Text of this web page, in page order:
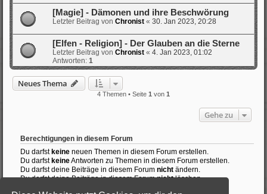
[Magie] - Dämonen und ihre Beschwörung
Letzter Beitrag von Chronist « 30. Jan 2023, 20:28
[Elfen - Religion] - Der Glauben an die Sterne
Letzter Beitrag von Chronist « 4. Jan 2023, 01:02
Antworten: 1
Neues Thema
4 Themen • Seite 1 von 1
Gehe zu
Berechtigungen in diesem Forum
Du darfst keine neuen Themen in diesem Forum erstellen.
Du darfst keineAntworten zu Themen in diesem Forum erstellen.
Du darfst deine Beiträge in diesem Forum nicht ändern.
Du darfst deine Beiträge in diesem Forumnichtlöschen.